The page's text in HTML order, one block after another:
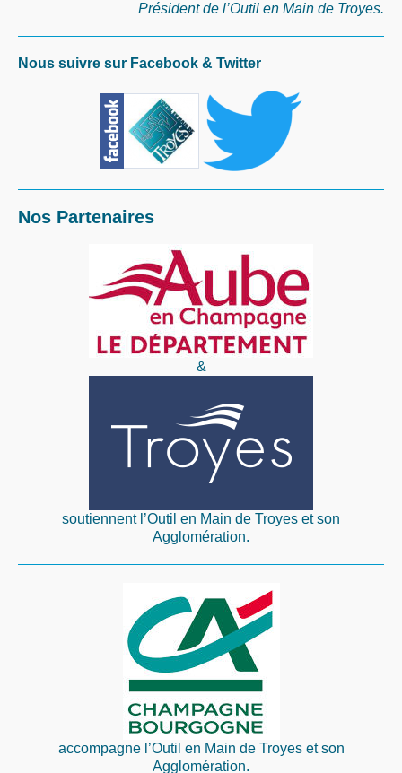
Président de l’Outil en Main de Troyes.
Nous suivre sur Facebook & Twitter
Nos Partenaires
&
soutiennent l’Outil en Main de Troyes et son
Agglomération.
accompagne l’Outil en Main de Troyes et son
Agglomération.